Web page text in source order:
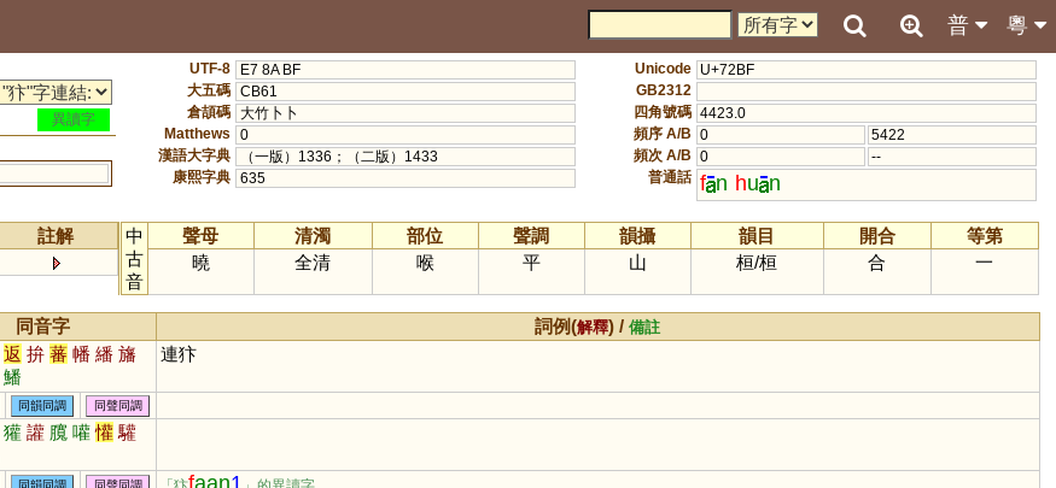
粵
普
異讀字
UTF-8
E7 8A BF
大五碼 CB61
倉頡碼 大竹卜卜
Matthews
0
漢語大字典
（一版）1336；（二版）1433
康熙字典 635
Unicode U+72BF
GB2312
四角號碼 4423.0
頻序 A/B 0
5422
頻次 A/B 0
--
普通話 f n hu n
註解
中
古
音
聲母 清濁 部位 聲調 韻攝 韻目 開合
等第
曉
全清 喉 平 山 桓/桓 合 一
同音字 詞例(解釋) /備註
返 拚 蕃 幡 繙 旛
鱕
連犿
同韻同調 同聲同調
獾 讙 臗 嚾 懽 驩